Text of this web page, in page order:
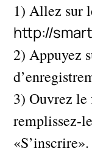
1) Allez sur
http://
2) Appuyez
3) Ouvrez
remplissez-
«S’inscrire».